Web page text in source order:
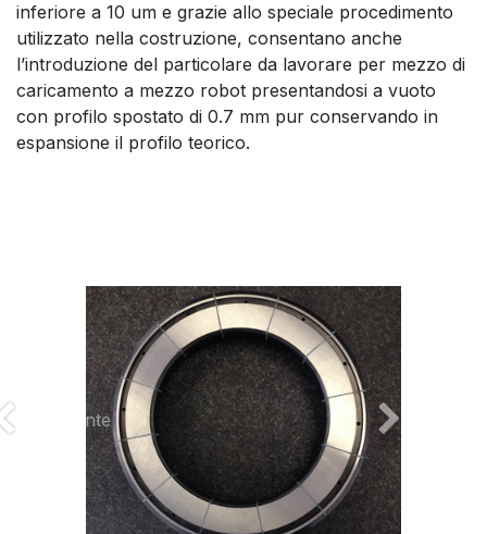
inferiore a 10 um e grazie allo speciale procedimento
utilizzato nella costruzione, consentano anche
l’introduzione del particolare da lavorare per mezzo di
caricamento a mezzo robot presentandosi a vuoto
con profilo spostato di 0.7 mm pur conservando in
espansione il profilo teorico.
Precedente